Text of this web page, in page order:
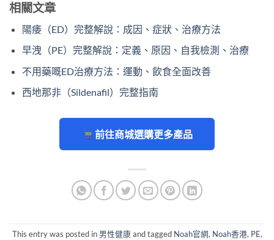
相關文章
陽痿（ED）完整解說：成因、症狀、治療方法
早洩（PE）完整解說：定義、原因、自我檢測、治療
不用藥嘅ED治療方法：運動、飲食全面改善
西地那非（Sildenafil）完整指南
前往商城選購更多產品
This entry was posted in 男性健康and tagged Noah官網, Noah香港, PE,